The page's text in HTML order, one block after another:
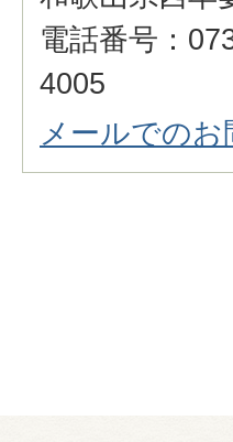
電話番号：
4005
メールでのお